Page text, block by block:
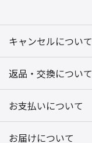
キャンセルについて
返品・交換について
お支払いについて
お届けについて